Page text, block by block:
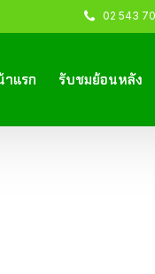
02 543
แรก รับชมย้อนหลัง